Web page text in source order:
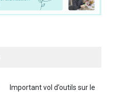
Important vol d’outils sur le